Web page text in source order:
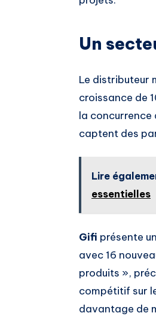
Un
Le distributeur
croissance de
la concurrence
captent des
Lire
essentielles
Gifi présente
avec 16
produits »,
compétitif sur
davantage de